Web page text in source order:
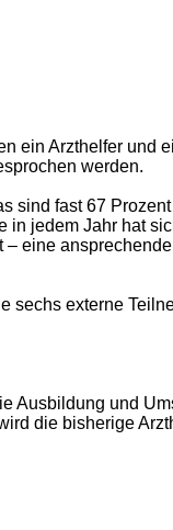
ein Arzthelfer
werden.
fast 67
jedem Jahr hat
eine
externe
Ausbildung und
die bisherige